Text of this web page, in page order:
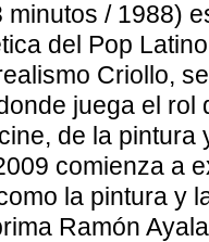
minutos / 1988)
del Pop
Criollo,
juega el rol
de la pintura
comienza a
la pintura y
Ramón